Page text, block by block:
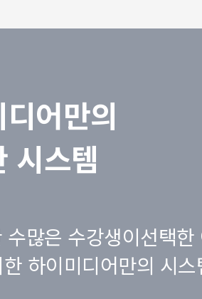
어만의
시스템
수많은 수강생이선택한
하이미디어만의 시